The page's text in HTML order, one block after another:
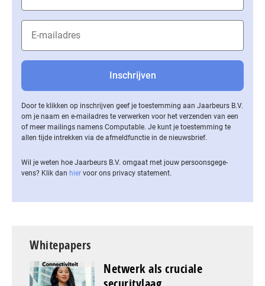
Door te klikken op inschrijven geef je toestemming aan Jaarbeurs B.V.
om je naam en e-mailadres te verwerken voor het verzenden van een
of meer mailings namens Computable. Je kunt je toestemming te
allen tijde intrekken via de af­meld­func­tie in de nieuwsbrief.
Wil je weten hoe Jaarbeurs B.V. omgaat met jouw per­soons­ge­ge­
vens? Klik dan hier voor ons privacy statement.
Whitepapers
Netwerk als cruciale